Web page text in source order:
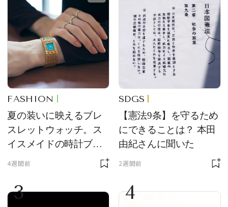
FASHION
夏の装いに映えるブレ
スレットウォッチ。ス
イスメイドの時計ブラ
ンド【フレデリック・
をレビュー。【それい
け！ 良品ハンター】
4週間前
SDGS
【憲法9条】を守るため
にできることは？ 本田
由紀さんに聞いた
2週間前
3 4